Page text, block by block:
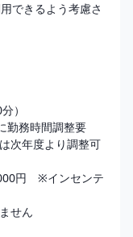
できるよう考慮さ
）
務時間調整要
次年度より調整可
円　※インセンテ
せん